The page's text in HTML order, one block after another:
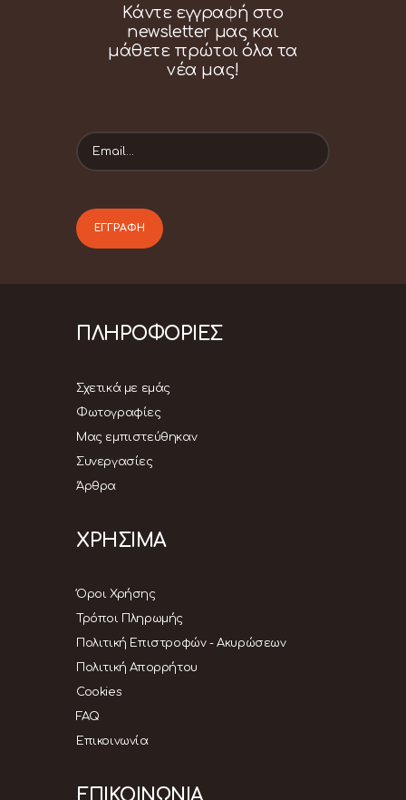
Κάντε εγγραφή στο
newsletter μας και
μάθετε πρώτοι όλα τα
νέα μας!
ΠΛΗΡΟΦΟΡΙΕΣ
Σχετικά με εμάς
Φωτογραφίες
Μας εμπιστεύθηκαν
Συνεργασίες
Άρθρα
ΧΡΗΣΙΜΑ
Όροι Χρήσης
Τρόποι Πληρωμής
Πολιτική Επιστροφών - Ακυρώσεων
Πολιτική Απορρήτου
Cookies
FAQ
Επικοινωνία
ΕΠΙΚΟΙΝΩΝΙΑ